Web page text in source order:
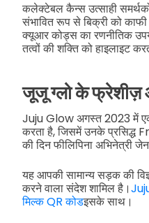
कलेक्टेबल कैन्स उत्साही
संभावित रूप से बिक्री को
क्यूआर कोड्स का रणनीतिक
तत्वों की शक्ति को हाइलाइट
जूजू ग्लो के फ्रेशीज़
Juju Glow अगस्त 2023 में एक
करता है, जिसमें उनके प्रसिद्ध
की दिन फीलिपिना अभिनेत्री
यह आपकी सामान्य सड़क की
करने वाला संदेश शामिल है।
मिल्क QR कोडइसके साथ।